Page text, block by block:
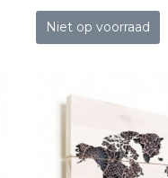
Niet op voorraad